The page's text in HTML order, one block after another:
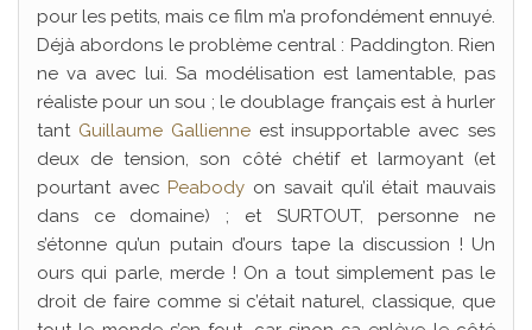
pour les petits, mais ce film m’a profondément ennuyé.
Déjà abordons le problème central : Paddington. Rien
ne va avec lui. Sa modélisation est lamentable, pas
réaliste pour un sou ; le doublage français est à hurler
tant Guillaume Gallienneest insupportable avec ses
deux de tension, son côté chétif et larmoyant (et
pourtant avec Peabody on savait qu’il était mauvais
dans ce domaine) ; et SURTOUT, personne ne
s’étonne qu’un putain d’ours tape la discussion ! Un
ours qui parle, merde ! On a tout simplement pas le
droit de faire comme si c’était naturel, classique, que